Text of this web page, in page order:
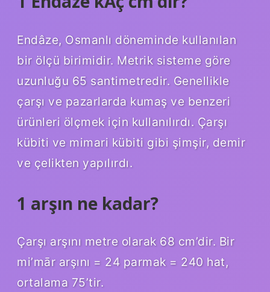
Endâze, Osmanlı döneminde kullanılan
bir ölçü birimidir. Metrik sisteme göre
uzunluğu 65 santimetredir. Genellikle
çarşı ve pazarlarda kumaş ve benzeri
ürünleri ölçmek için kullanılırdı. Çarşı
kübiti ve mimari kübiti gibi şimşir, demir
ve çelikten yapılırdı.
1 arşın ne kadar?
Çarşı arşını metre olarak 68 cm’dir. Bir
mi’mār arşını = 24 parmak = 240 hat,
ortalama 75’tir.